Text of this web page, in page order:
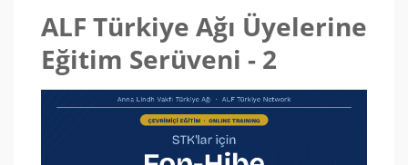
ALF Türkiye Ağı Üyelerine
Eğitim Serüveni - 2